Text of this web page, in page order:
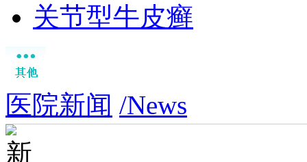
关节型牛皮癣
医院新闻 /News